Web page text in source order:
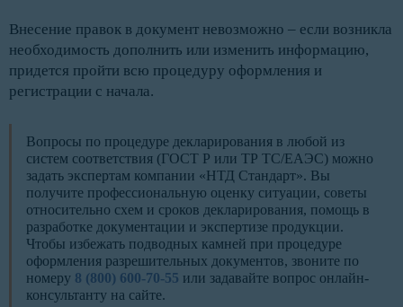
Внесение правок в документ невозможно – если возникла
необходимость дополнить или изменить информацию,
придется пройти всю процедуру оформления и
регистрации с начала.
Вопросы по процедуре декларирования в любой из
систем соответствия (ГОСТ Р или ТР ТС/ЕАЭС) можно
задать экспертам компании «НТД Стандарт». Вы
получите профессиональную оценку ситуации, советы
относительно схем и сроков декларирования, помощь в
разработке документации и экспертизе продукции.
Чтобы избежать подводных камней при процедуре
оформления разрешительных документов, звоните по
номеру 8 (800) 600-70-55 или задавайте вопрос онлайн-
консультанту на сайте.